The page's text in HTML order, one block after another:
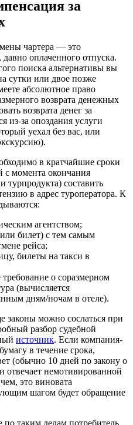
за
чартера — это
оплаченного отпуска.
поиска альтернативы вы
сутки или двое позже
абсолютное право
возврата денежных
возврата денег за
из-за опоздания услуги
уехал без вас, или
в кратчайшие сроки
с момента окончания
турпродукта) составить
в адрес туроператора. К
агентством;
билет) с тем самым
рейса;
билеты на такси в
о соразмерном
(вычисляется
дням/ночам в отеле).
законы можно сослаться при
разбор судебной
источник. Если компания-
в течение срока,
(обычно 10 дней по закону о
отвечает немотивированной
это виновата
шагом будет обращение
по таким делам потребитель